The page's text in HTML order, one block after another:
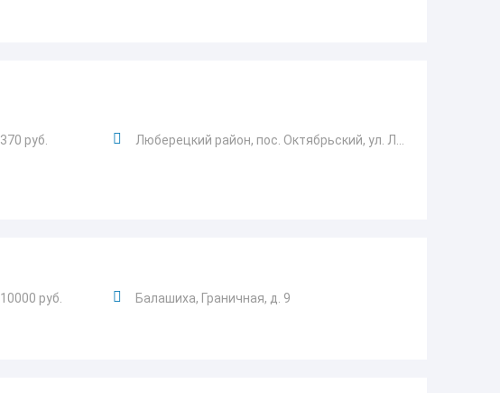
370 руб. Люберецкий район, пос. Октябрьский, ул. Л...
10000 руб. Балашиха, Граничная, д. 9